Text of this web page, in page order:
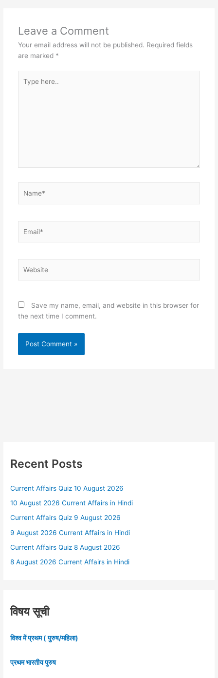
Leave a Comment
Your email address will not be published. Required fields
are marked *
here..
Save my name, email, and website in this browser for
the next time I comment.
Recent Posts
Current Affairs Quiz 10 August 2026
10 August 2026 Current Affairs in Hindi
Current Affairs Quiz 9 August 2026
9 August 2026 Current Affairs in Hindi
Current Affairs Quiz 8 August 2026
8 August 2026 Current Affairs in Hindi
विषय सूची
विश्व में प्रथम ( पुरुष/महिला)
प्रथम भारतीय पुरुष